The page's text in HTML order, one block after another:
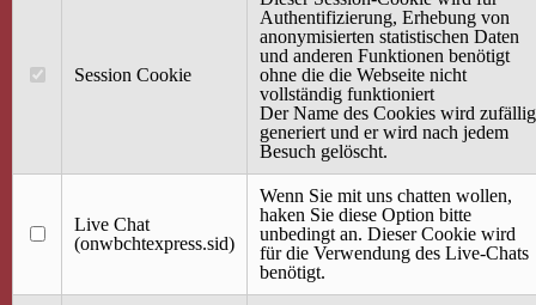
40 Jahre Mütterzentrum
Terminkalender
Gemeinsam aktiv
Gemeinsam unterwegs
wirFAIRändern
Session Cookie
Authentifizierung, Erhebung von
anonymisierten statistischen Daten
und anderen Funktionen benötigt
ohne die die Webseite nicht
vollständig funktioniert
Der Name des Cookies wird zufällig
generiert und er wird nach jedem
Besuch gelöscht.
Live Chat
(onwbchtexpress.sid)
Wenn Sie mit uns chatten wollen,
haken Sie diese Option bitte
unbedingt an. Dieser Cookie wird
für die Verwendung des Live-Chats
benötigt.